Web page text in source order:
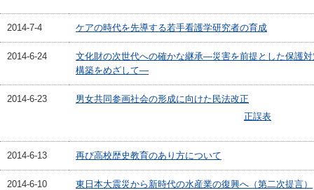
2014-7-4 ケアの時代を先導する若手看護学研究者の育成
2014-6-24
文化財の次世代への確かな継承―災害を前提とした保護
構築をめざして―
2014-6-23
男女共同参画社会の形成に向けた民法改正
正誤表
2014-6-13 再び高校歴史教育のあり方について
2014-6-10 東日本大震災から新時代の水産業の復興へ（第二次提言）